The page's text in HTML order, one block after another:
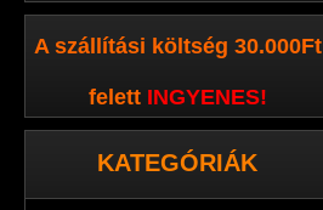
A szállítási költség 30.000Ft
felett INGYENES!
KATEGÓRIÁK